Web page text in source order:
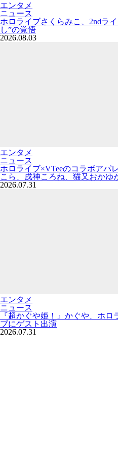
エンタメ
ニュース
ホロライブさくらみこ、2ndラ
し”の覚悟
2026.08.03
エンタメ
ニュース
ホロライブ×VTeeのコラボア
こら、戌神ころね、猫又おかゆ
2026.07.31
エンタメ
ニュース
『超かぐや姫！』かぐや、ホ
ブにゲスト出演
2026.07.31